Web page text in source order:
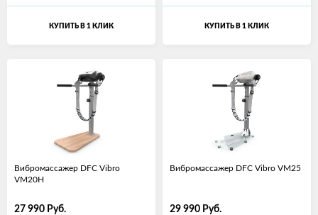
КУПИТЬ В 1 КЛИК КУПИТЬ В 1 КЛИК
Вибромассажер DFC Vibro
VM20H
27 990 Руб.
Вибромассажер DFC Vibro VM25
29 990 Руб.